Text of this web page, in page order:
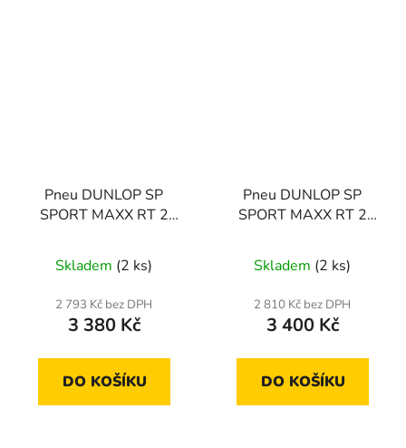
Pneu DUNLOP SP
SPORT MAXX RT 2
Skladem (2 ks)
2 793 Kč bez DPH
3 380 Kč
DO KOŠÍKU
Pneu DUNLOP SP
SPORT MAXX RT 2
Skladem (2 ks)
2 810 Kč bez DPH
3 400 Kč
DO KOŠÍKU